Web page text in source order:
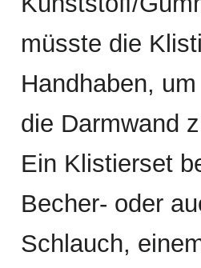
müsste die
Handhaben,
die Darmwand
Ein Klistierset
Becher- oder
Schlauch,